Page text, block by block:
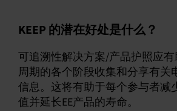
KEEP 的潜在好处是什么？
可追溯性解决方案/产品护照应
周期的各个阶段收集和分享有关
信息。这将有助于每个参与者减
值并延长EE产品的寿命。